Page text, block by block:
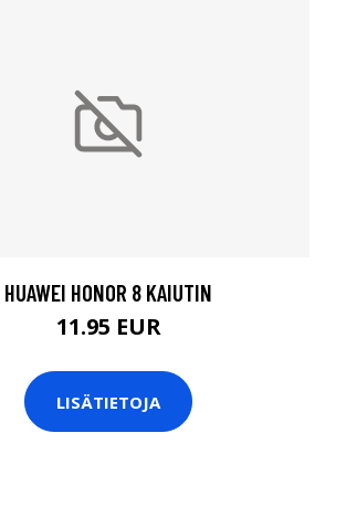
HUAWEI HONOR 8 KAIUTIN
11.95 EUR
LISÄTIETOJA